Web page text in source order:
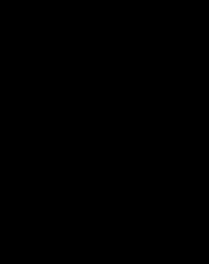
Выбрала дизайн,